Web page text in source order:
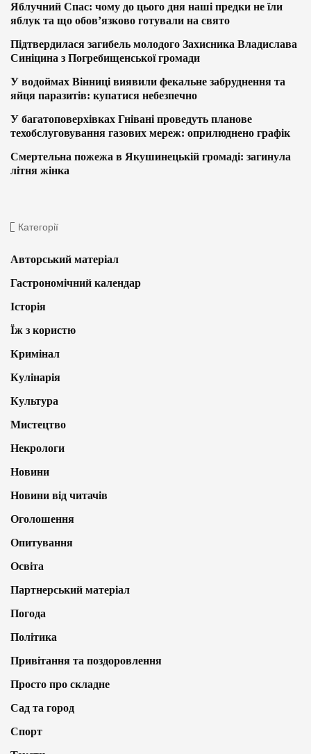
Яблучний Спас: чому до цього дня наші предки не їли
яблук та що обов’язково готували на свято
Підтвердилася загибель молодого Захисника Владислава
Синіцина з Погребищенської громади
У водоймах Вінниці виявили фекальне забруднення та
яйця паразитів: купатися небезпечно
У багатоповерхівках Гнівані проведуть планове
техобслуговування газових мереж: оприлюднено графік
Смертельна пожежа в Якушинецькій громаді: загинула
літня жінка
Категорії
Авторський матеріал
Гастрономічний календар
Історія
Їж з користю
Кримінал
Кулінарія
Культура
Мистецтво
Некрологи
Новини
Новини від читачів
Оголошення
Опитування
Освіта
Партнерський матеріал
Погода
Політика
Привітання та поздоровлення
Просто про складне
Сад та город
Спорт